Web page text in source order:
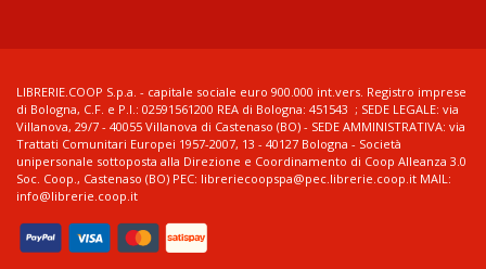
LIBRERIE.COOP S.p.a. - capitale sociale euro 900.000 int.vers. Registro imprese
di Bologna, C.F. e P.I.: 02591561200 REA di Bologna: 451543 ; SEDE LEGALE: via
Villanova, 29/7 - 40055 Villanova di Castenaso (BO) - SEDE AMMINISTRATIVA: via
Trattati Comunitari Europei 1957-2007, 13 - 40127 Bologna - Società
unipersonale sottoposta alla Direzione e Coordinamento di Coop Alleanza 3.0
Soc. Coop., Castenaso (BO) PEC: libreriecoopspa@pec.librerie.coop.it MAIL:
info@librerie.coop.it